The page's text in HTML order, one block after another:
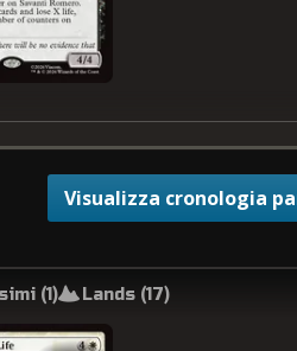
Visualizza cronologia
(1) Lands (17)